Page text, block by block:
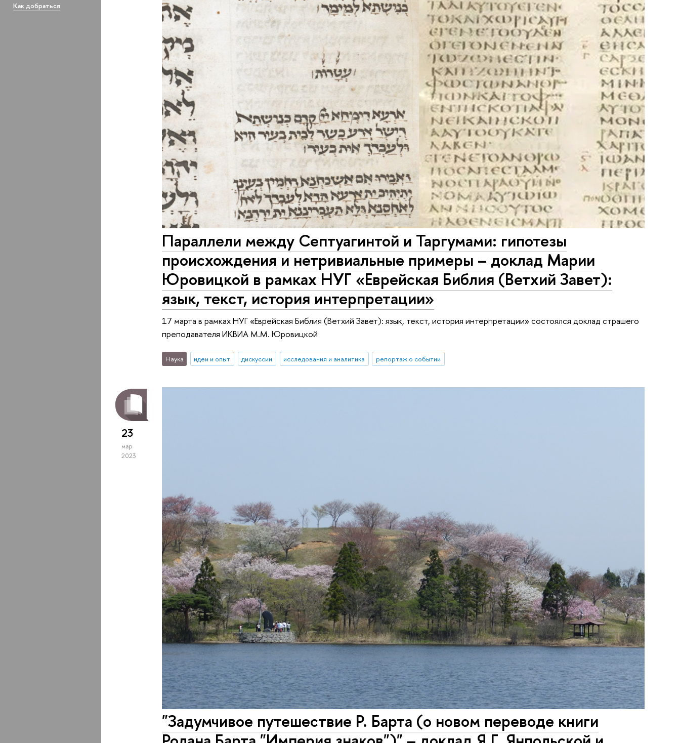
Как добраться
Параллели между Септуагинтой и Таргумами: гипотезы
происхождения и нетривиальные примеры – доклад Марии
Юровицкой в рамках НУГ «Еврейская Библия (Ветхий Завет):
язык, текст, история интерпретации»
17 марта в рамках НУГ «Еврейская Библия (Ветхий Завет): язык, текст, история интерпретации» состоялся доклад страшего
преподавателя ИКВИА М.М. Юровицкой
Наука идеи и опыт дискуссии исследования и аналитика репортаж о событии
23
мар
2023
"Задумчивое путешествие Р. Барта (о новом переводе книги